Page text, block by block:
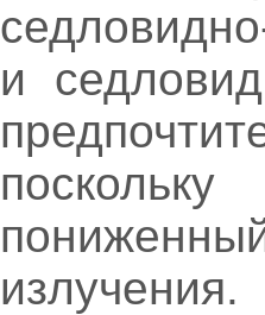
и
излучения.